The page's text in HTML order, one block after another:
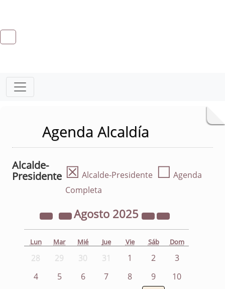
Agenda Alcaldía
Alcalde-
Presidente ☒ Alcalde-Presidente ☐ Agenda
Completa
Agosto 2025
Lun Mar Mié Jue Vie Sáb Dom
28 29 30 31 1 2
3
4
5 6 7 8 9
10